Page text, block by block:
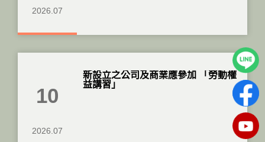
2026.07
10
2026.07
新設立之公司及商業應參加 「勞動權
益講習」